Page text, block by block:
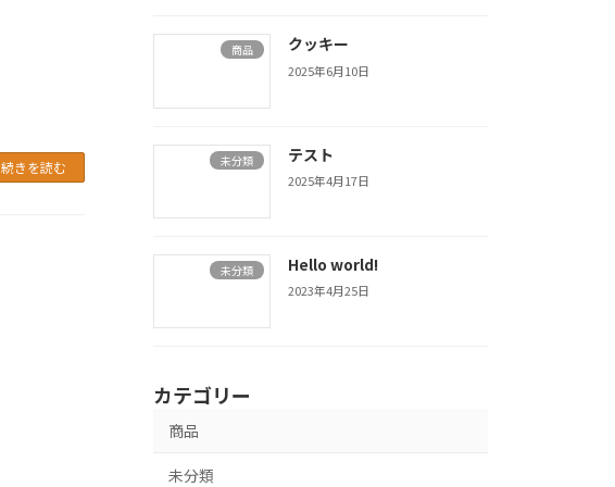
続きを読む
商品 クッキー
2025年6月10日
未分類 テスト
2025年4月17日
未分類 Hello world!
2023年4月25日
カテゴリー
商品
未分類